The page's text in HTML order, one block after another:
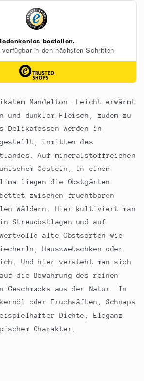
Mandelton. Leicht erwärmt
und dunklem Fleisch, zudem zu
Delikatessen werden in
inmitten des
Auf mineralstoffreichen
Gestein, in einem
liegen die Obstgärten
zwischen fruchtbaren
Wäldern. Hier kultiviert man
Streuobstlagen und auf
alte Obstsorten wie
Hauszwetschken oder
Und hier versteht man sich
die Bewahrung des reinen
Geschmacks aus der Natur. In
oder Fruchsäften, Schnaps
Dichte, Eleganz
Charakter.